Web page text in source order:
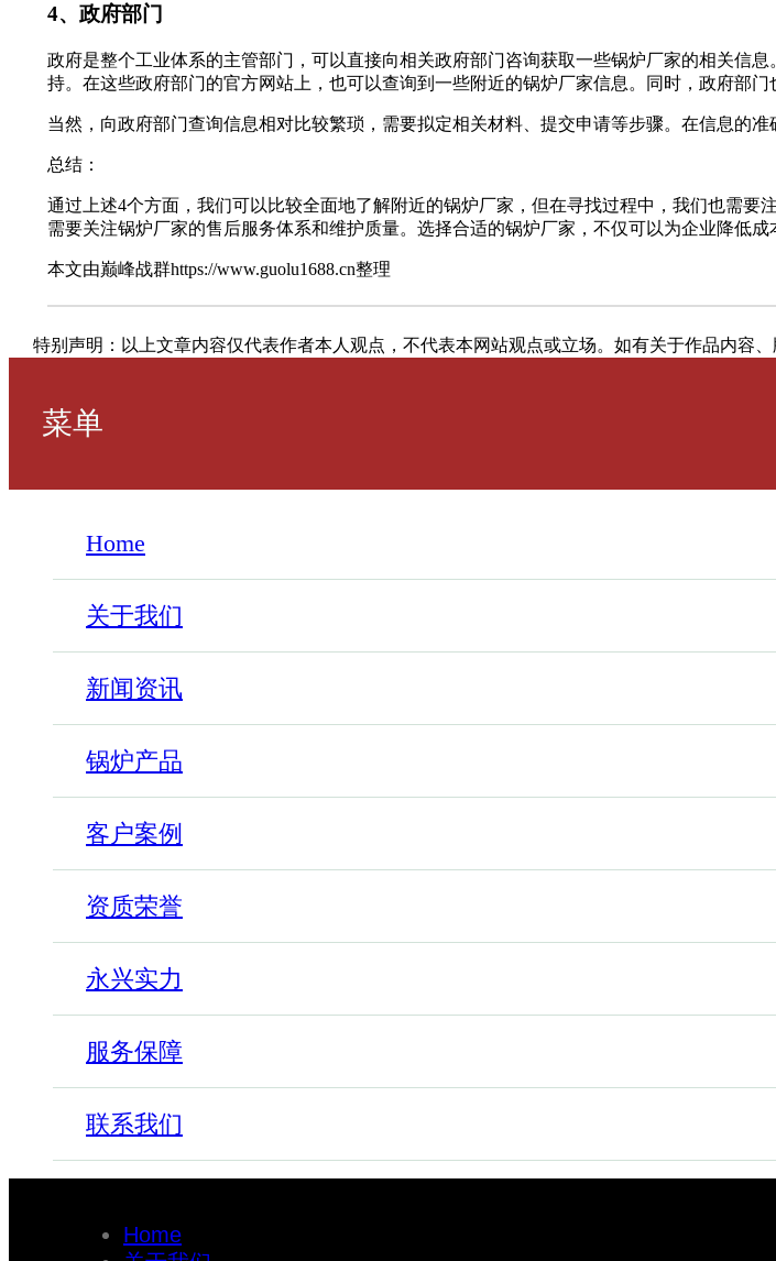
4、政府部门
政府是整个工业体系的主管部门，可以直接向相关政府部门咨询获取一些锅炉厂家的相关信
持。在这些政府部门的官方网站上，也可以查询到一些附近的锅炉厂家信息。同时，政府部门
当然，向政府部门查询信息相对比较繁琐，需要拟定相关材料、提交申请等步骤。在信息的
总结：
通过上述4个方面，我们可以比较全面地了解附近的锅炉厂家，但在寻找过程中，我们也需
需要关注锅炉厂家的售后服务体系和维护质量。选择合适的锅炉厂家，不仅可以为企业降低成
本文由巅峰战群https://www.guolu1688.cn整理
特别声明：以上文章内容仅代表作者本人观点，不代表本网站观点或立场。如有关于作品内容
菜单
Home
关于我们
新闻资讯
锅炉产品
客户案例
资质荣誉
永兴实力
服务保障
联系我们
Home